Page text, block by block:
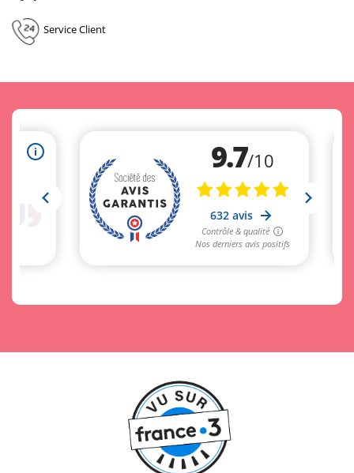
Service Client